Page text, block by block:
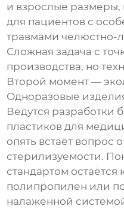
и взрослые размеры,
для пациентов с
травмами челюстно-
Сложная задача с
производства, но
Второй момент —
Одноразовые
Ведутся разработки
пластиков для
опять встаёт вопрос
стерилизуемости.
стандартом остаётся
полипропилен или
налаженной